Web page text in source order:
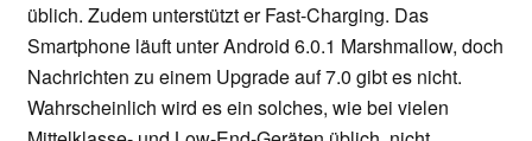
üblich. Zudem unterstützt er Fast-Charging. Das
Smartphone läuft unter Android 6.0.1 Marshmallow, doch
Nachrichten zu einem Upgrade auf 7.0 gibt es nicht.
Wahrscheinlich wird es ein solches, wie bei vielen